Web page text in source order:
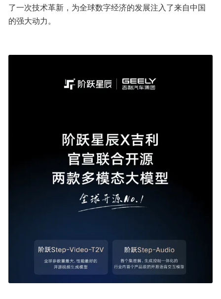
了一次技术革新，为全球数字经济的发展注入了来自中国
的强大动力。